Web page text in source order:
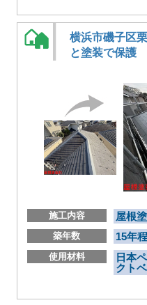
横浜市磯子区
と塗装で保護
施工内容 屋根
築年数 15年程
使用材料
日本
クト